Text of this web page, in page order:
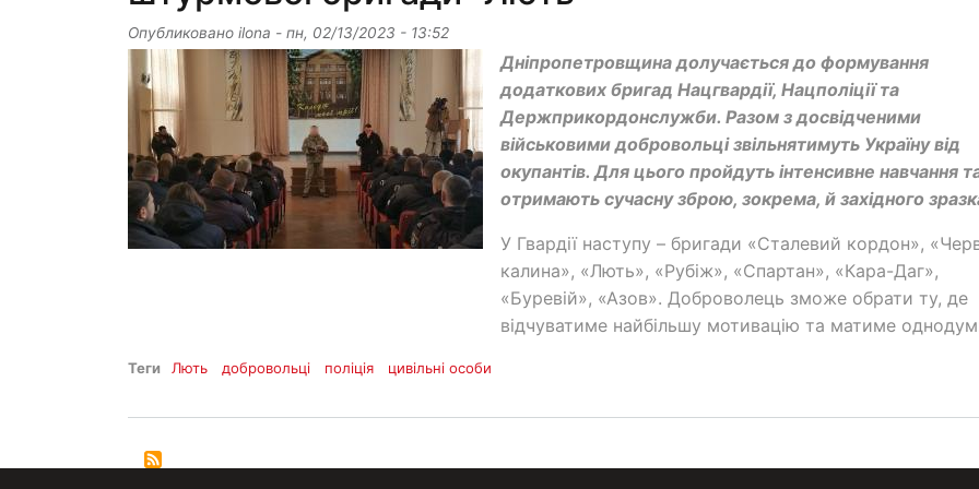
Опубликовано ilona - пн, 02/13/2023 - 13:52
Дніпропетровщина долучається до формування
додаткових бригад Нацгвардії, Нацполіції та
Держприкордонслужби. Разом з досвідченими
військовими добровольці звільнятимуть Україну від
окупантів. Для цього пройдуть інтенсивне навчання
отримають сучасну зброю, зокрема, й західного
У Гвардії наступу – бригади «Сталевий кордон»,
калина», «Лють», «Рубіж», «Спартан», «Кара-Даг»,
«Буревій», «Азов». Доброволець зможе обрати ту, де
відчуватиме найбільшу мотивацію та матиме
Теги Лють добровольці поліція цивільні особи